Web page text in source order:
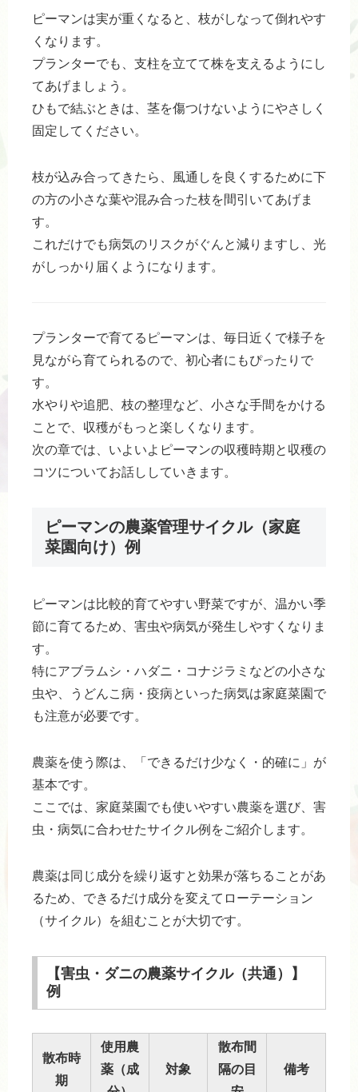
ピーマンは実が重くなると、枝がしなって倒れやす
くなります。
プランターでも、支柱を立てて株を支えるようにし
てあげましょう。
ひもで結ぶときは、茎を傷つけないようにやさしく
固定してください。
枝が込み合ってきたら、風通しを良くするために下
の方の小さな葉や混み合った枝を間引いてあげま
す。
これだけでも病気のリスクがぐんと減りますし、光
がしっかり届くようになります。
プランターで育てるピーマンは、毎日近くで様子を
見ながら育てられるので、初心者にもぴったりで
す。
水やりや追肥、枝の整理など、小さな手間をかける
ことで、収穫がもっと楽しくなります。
次の章では、いよいよピーマンの収穫時期と収穫の
コツについてお話ししていきます。
ピーマンの農薬管理サイクル（家庭
菜園向け）例
ピーマンは比較的育てやすい野菜ですが、温かい季
節に育てるため、害虫や病気が発生しやすくなりま
す。
特にアブラムシ・ハダニ・コナジラミなどの小さな
虫や、うどんこ病・疫病といった病気は家庭菜園で
も注意が必要です。
農薬を使う際は、「できるだけ少なく・的確に」が
基本です。
ここでは、家庭菜園でも使いやすい農薬を選び、害
虫・病気に合わせたサイクル例をご紹介します。
農薬は同じ成分を繰り返すと効果が落ちることがあ
るため、できるだけ成分を変えてローテーション
（サイクル）を組むことが大切です。
【害虫・ダニの農薬サイクル（共通）】
例
散布時
期
使用農
薬（成
対象
散布間
隔の目
備考